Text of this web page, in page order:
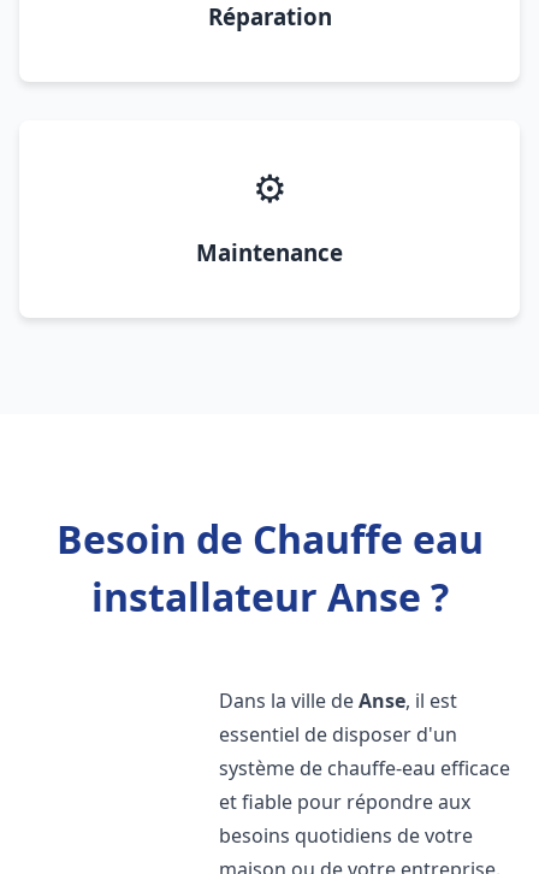
Réparation
⚙️
Maintenance
Besoin de Chauffe eau
installateur Anse ?
Dans la ville deAnse, il est
essentiel de disposer d'un
système de chauffe-eau efficace
et fiable pour répondre aux
besoins quotidiens de votre